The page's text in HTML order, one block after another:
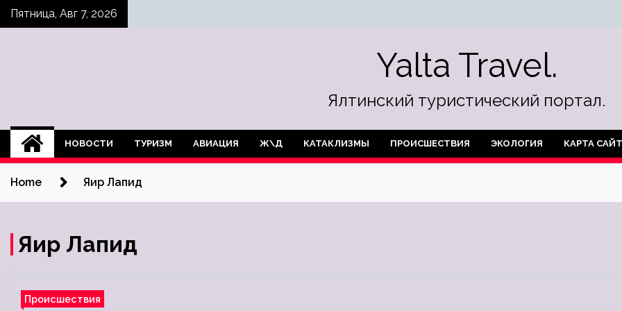
SkipПятница, Авг 7, 2026
Yalta Travel.
Ялтинский туристический портал.
НОВОСТИ ТУРИЗМ АВИАЦИЯ Ж\Д КАТАКЛИЗМЫ ПРОИСШЕСТВИЯ ЭКОЛОГИЯ КАРТА
Home Яир Лапид
Яир Лапид
Происшествия